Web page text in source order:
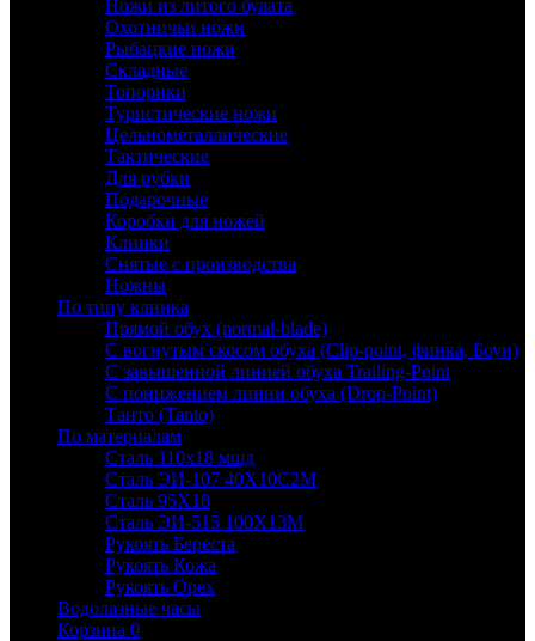
Ножи из литого булата
Охотничьи ножи
Рыбацкие ножи
Складные
Топорики
Туристические ножи
Цельнометаллические
Тактические
Для рубки
Подарочные
Коробки для ножей
Клинки
Снятые с производства
Ножны
По типу клинка
Прямой обух (normal-blade)
С вогнутым скосом обуха (Clip-point, финка, Боуи)
С завышенной линией обуха Trailing-Point
С понижением линии обуха (Drop-Point)
Танто (Tanto)
По материалам
Сталь 110х18 мшд
Сталь ЭИ-107 40Х10С2М
Сталь 95Х18
Сталь ЭИ-515 100Х13М
Рукоять Береста
Рукоять Кожа
Рукоять Орех
Водолазные часы
Корзина 0